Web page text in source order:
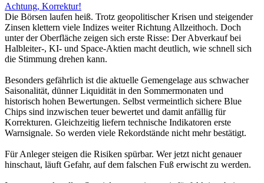
Achtung, Korrektur!
Die Börsen laufen heiß. Trotz geopolitischer Krisen und steigender
Zinsen klettern viele Indizes weiter Richtung Allzeithoch. Doch
unter der Oberfläche zeigen sich erste Risse: Der Abverkauf bei
Halbleiter-, KI- und Space-Aktien macht deutlich, wie schnell sich
die Stimmung drehen kann.
Besonders gefährlich ist die aktuelle Gemengelage aus schwacher
Saisonalität, dünner Liquidität in den Sommermonaten und
historisch hohen Bewertungen. Selbst vermeintlich sichere Blue
Chips sind inzwischen teuer bewertet und damit anfällig für
Korrekturen. Gleichzeitig liefern technische Indikatoren erste
Warnsignale. So werden viele Rekordstände nicht mehr bestätigt.
Für Anleger steigen die Risiken spürbar. Wer jetzt nicht genauer
hinschaut, läuft Gefahr, auf dem falschen Fuß erwischt zu werden.